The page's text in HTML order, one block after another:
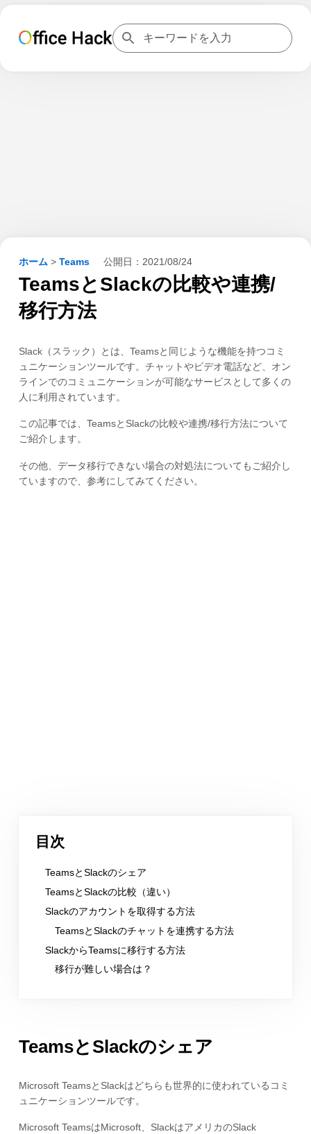
ホーム > Teams 公開日： 2021/08/24
TeamsとSlackの比較や連携/
移行方法
Slack（スラック）とは、Teamsと同じような機能を持つコミ
ュニケーションツールです。チャットやビデオ電話など、オン
ラインでのコミュニケーションが可能なサービスとして多くの
人に利用されています。
この記事では、TeamsとSlackの比較や連携/移行方法について
ご紹介します。
その他、データ移行できない場合の対処法についてもご紹介し
ていますので、参考にしてみてください。
目次
TeamsとSlackのシェア
TeamsとSlackの比較（違い）
Slackのアカウントを取得する方法
TeamsとSlackのチャットを連携する方法
SlackからTeamsに移行する方法
移行が難しい場合は？
TeamsとSlackのシェア
Microsoft TeamsとSlackはどちらも世界的に使われているコミ
ュニケーションツールです。
Microsoft TeamsはMicrosoft、SlackはアメリカのSlack